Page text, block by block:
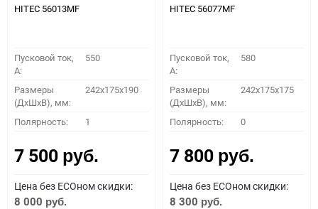
HITEC 56013MF
Пусковой ток,
A:
550
Размеры
(ДхШхВ), мм:
242x175x190
Полярность: 1
7 500 руб.
Цена без ECOном скидки:
8 000 руб.
HITEC 56077MF
Пусковой ток,
A:
580
Размеры
(ДхШхВ), мм:
242x175x175
Полярность: 0
7 800 руб.
Цена без ECOном скидки:
8 300 руб.